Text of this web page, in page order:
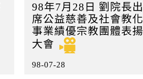
98年7月28日 劉院長出
席公益慈善及社會教化
事業績優宗教團體表揚
大會
98-07-28